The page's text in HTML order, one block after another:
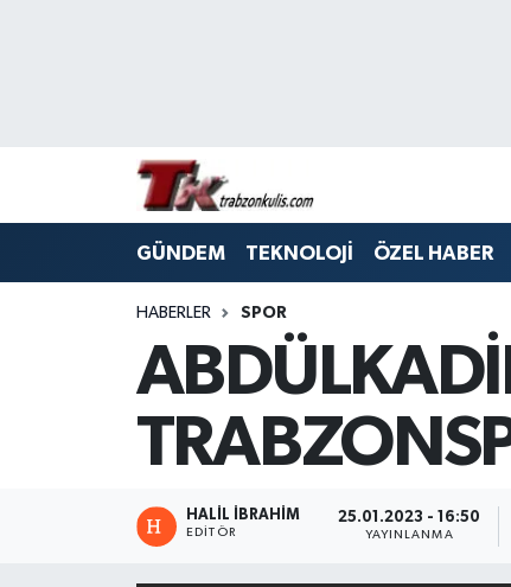
GÜNDEM TEKNOLOJİ ÖZEL HABER
HABERLER SPOR
HALİL İBRAHİM
EDITÖR
25.01.2023 - 16:50
YAYINLANMA
Trabzon Namaz Vakitleri
Süper Lig Puan Durumu ve Fikstür
Tüm Manşetler
Son Dakika Haberleri
Haber Arşivi